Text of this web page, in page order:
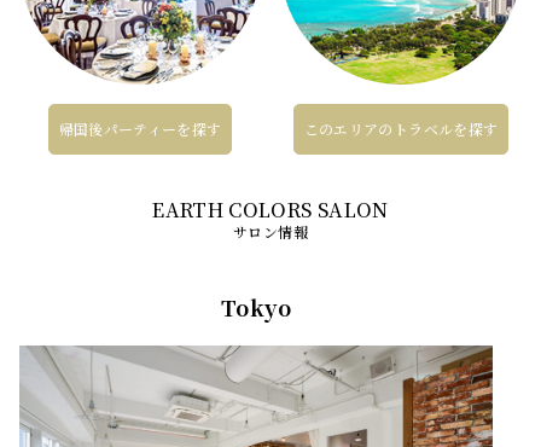
帰国後パーティーを探す このエリアのトラベルを探す
サロン情報
Tokyo